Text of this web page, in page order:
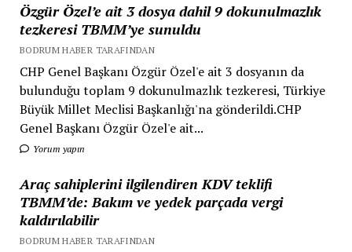
Özgür Özel’e ait 3 dosya dahil 9 dokunulmazlık
tezkeresi TBMM’ye sunuldu
BODRUM HABER TARAFINDAN
CHP Genel Başkanı Özgür Özel'e ait 3 dosyanın da
bulunduğu toplam 9 dokunulmazlık tezkeresi, Türkiye
Büyük Millet Meclisi Başkanlığı'na gönderildi.CHP
Genel Başkanı Özgür Özel'e ait...
Yorum yapın
Araç sahiplerini ilgilendiren KDV teklifi
TBMM’de: Bakım ve yedek parçada vergi
kaldırılabilir
BODRUM HABER TARAFINDAN